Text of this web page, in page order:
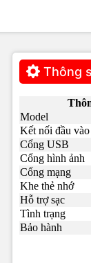
Thông
Model
Kết nối đầu vào
Cổng USB
Cổng hình ảnh
Cổng mạng
Khe thẻ nhớ
Hỗ trợ sạc
Tình trạng
Bảo hành